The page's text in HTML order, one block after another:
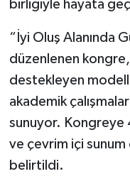
birliğiyle hayata
“İyi Oluş Alanında
düzenlenen
destekleyen
akademik
sunuyor. Kongreye
ve çevrim içi sunum
belirtildi.